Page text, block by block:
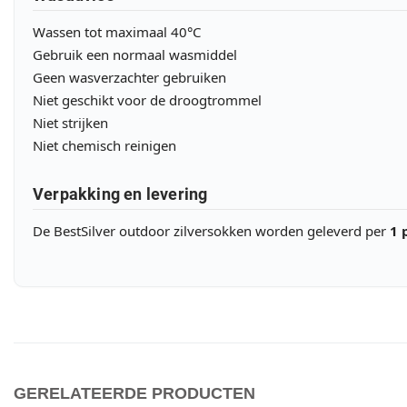
Wassen tot maximaal 40°C
Gebruik een normaal wasmiddel
Geen wasverzachter gebruiken
Niet geschikt voor de droogtrommel
Niet strijken
Niet chemisch reinigen
Verpakking en levering
De BestSilver outdoor zilversokken worden geleverd per 1
GERELATEERDE PRODUCTEN